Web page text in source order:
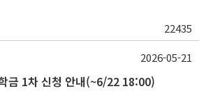
22435
금 1차 신청 안내(~6/22 18:00)
2026-05-21